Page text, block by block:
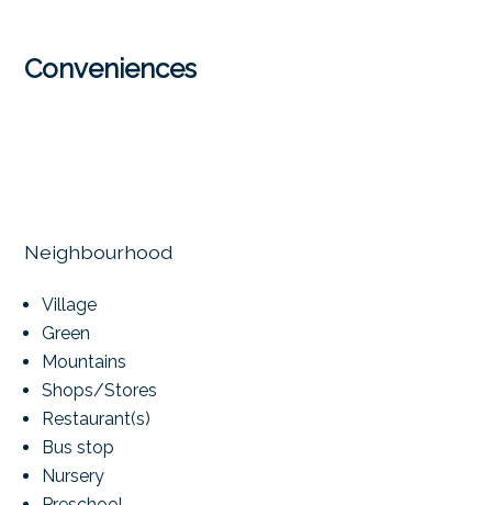
Conveniences
Neighbourhood
Village
Green
Mountains
Shops/Stores
Restaurant(s)
Bus stop
Nursery